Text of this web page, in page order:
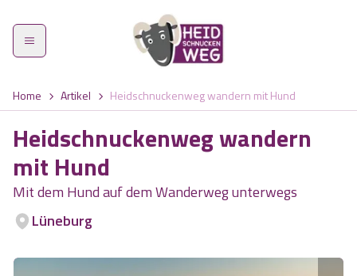
Was zeichnet den Weg aus?
Home Artikel Heidschnuckenweg wandern mit Hund
Heidschnuckenweg wandern
mit Hund
Mit dem Hund auf dem Wanderweg unterwegs
Lüneburg